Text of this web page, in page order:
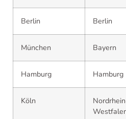
Berlin Berlin
München Bayern
Hamburg Hamburg
Köln